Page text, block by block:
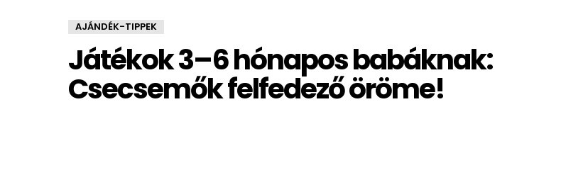
AJÁNDÉK-TIPPEK
Játékok 3–6 hónapos babáknak:
Csecsemők felfedező öröme!